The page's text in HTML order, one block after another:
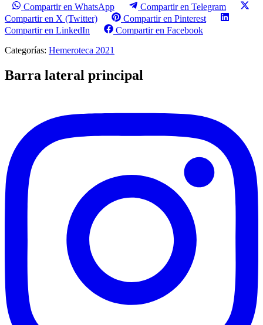
Compartir en WhatsApp
Compartir en Telegram
Compartir en X (Twitter)
Compartir en Pinterest
Compartir en LinkedIn
Compartir en Facebook
Categorías: Hemeroteca 2021
Barra lateral principal